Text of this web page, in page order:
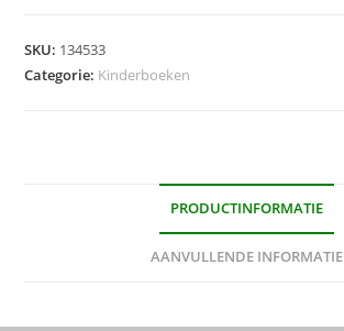
SKU: 134533
Categorie: Kinderboeken
PRODUCTINFORMATIE
AANVULLENDE INFORMATIE